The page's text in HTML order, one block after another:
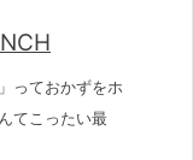
っておかずをホ
てこったい最